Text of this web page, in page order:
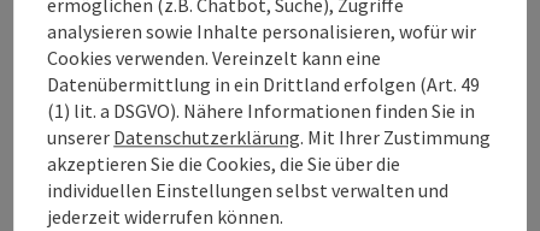
Kontakt
Öffnungszeiten
ermöglichen (z.B. Chatbot, Suche), Zugriffe
analysieren sowie Inhalte personalisieren, wofür wir
Cookies verwenden. Vereinzelt kann eine
Datenübermittlung in ein Drittland erfolgen (Art. 49
(1) lit. a DSGVO). Nähere Informationen finden Sie in
unserer Datenschutzerklärung. Mit Ihrer Zustimmung
akzeptieren Sie die Cookies, die Sie über die
individuellen Einstellungen selbst verwalten und
jederzeit widerrufen können.